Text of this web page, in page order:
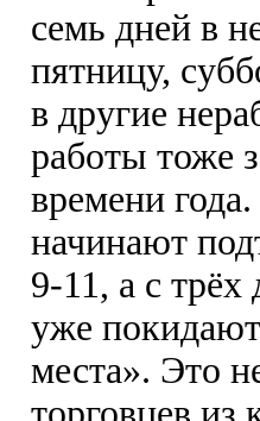
семь дней в
пятницу,
в другие
работы тоже
времени
начинают
9-11, а с
уже
места». Это